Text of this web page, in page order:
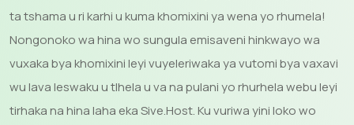
ta tshama u ri karhi u kuma khomixini ya wena yo rhumela!
Nongonoko wa hina wo sungula emisaveni hinkwayo wa
vuxaka bya khomixini leyi vuyeleriwaka ya vutomi bya vaxavi
wu lava leswaku u tlhela u va na pulani yo rhurhela webu leyi
tirhaka na hina laha eka Sive.Host. Ku vuriwa yini loko wo